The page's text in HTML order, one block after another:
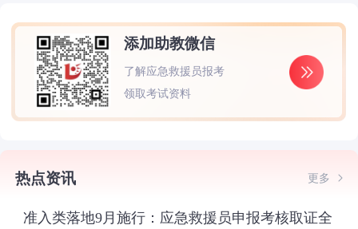
添加助教微信
了解应急救援员报考
领取考试资料
热点资讯 更多
准入类落地9月施行：应急救援员申报考核取证全